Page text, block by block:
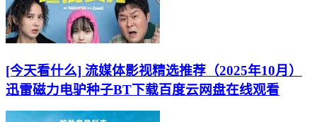
[今天看什么] 流媒体影视精选推荐（2025年10月）
迅雷磁力电驴种子BT下载百度云网盘在线观看